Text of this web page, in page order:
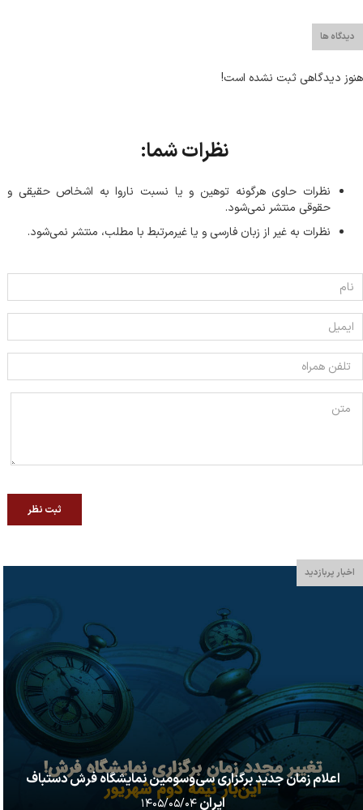
دیدگاه ها
هنوز دیدگاهی ثبت نشده است!
نظرات شما:
نظرات حاوی هرگونه توهین و یا نسبت ناروا به اشخاص حقیقی و
حقوقی منتشر نمی‌شود.
نظرات به غیر از زبان فارسی و یا غیر‌مرتبط با مطلب، منتشر نمی‌شود.
ثبت نظر
اخبار پربازدید
اعلام زمان جدید برگزاری سی‌وسومین نمایشگاه فرش دستباف
ایران۱۴۰۵/۰۵/۰۴